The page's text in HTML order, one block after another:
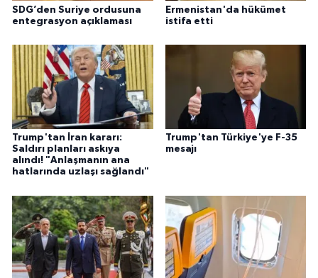
SDG’den Suriye ordusuna
entegrasyon açıklaması
Ermenistan'da hükümet
istifa etti
Trump'tan İran kararı:
Saldırı planları askıya
alındı! "Anlaşmanın ana
hatlarında uzlaşı sağlandı"
Trump'tan Türkiye'ye F-35
mesajı